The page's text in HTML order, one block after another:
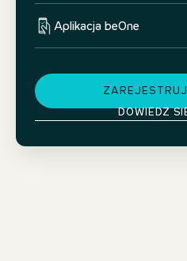
Aplikacja beOne
DOWIEDZ